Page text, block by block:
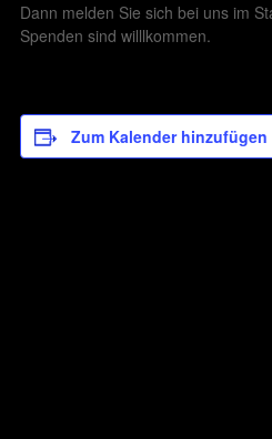
Dann melden Sie sich bei uns im
Spenden sind willlkommen.
Zum Kalender hinzufügen